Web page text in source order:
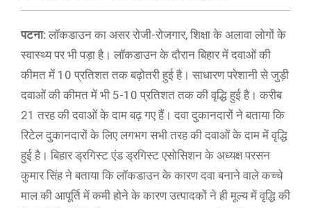
पटना: लॉकडाउन का असर रोजी-रोजगार, शिक्षा के अलावा लोगों के
स्वास्थ्य पर भी पड़ा है। लॉकडाउन के दौरान बिहार में दवाओं की
कीमत में 10 प्रतिशत तक बढ़ोतरी हुई है। साधारण परेशानी से जुड़ी
दवाओं की कीमत में भी 5-10 प्रतिशत तक की वृद्धि हुई है। करीब
21 तरह की दवाओं के दाम बढ़ गए हैं। दवा दुकानदारों ने बताया कि
रिटेल दुकानदारों के लिए लगभग सभी तरह की दवाओं के दाम में वृद्धि
हुई है। बिहार ड्रगिस्ट एंड ड्रगिस्ट एसोसिशन के अध्यक्ष परसन
कुमार सिंह ने बताया कि लॉकडाउन के कारण दवा बनाने वाले कच्चे
माल की आपूर्ति में कमी होने के कारण उत्पादकों ने ही मूल्य में वृद्धि की